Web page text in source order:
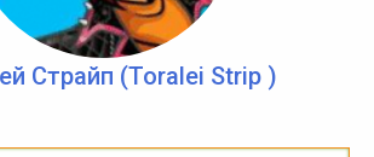
Страйп (Toralei Strip )